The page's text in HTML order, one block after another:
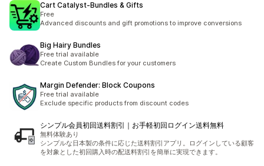
Cart Catalyst‑Bundles & Gifts
Free
Advanced discounts and gift promotions to improve conversions
Big Hairy Bundles
Free trial available
Create Custom Bundles for your customers
Margin Defender: Block Coupons
Free trial available
Exclude specific products from discount codes
シンプル会員初回送料割引｜お手軽初回ログイン送料無料
無料体験あり
シンプルな日本製の条件に応じた送料割引アプリ。ログインしている顧客
を対象とした初回購入時の配送料割引を簡単に実現できます。